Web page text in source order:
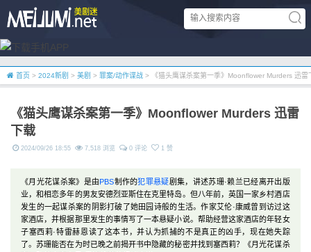
首页 > 2024新剧 > 美剧 > 罪案/动作谍战 > 《猫头鹰谋杀案第一季》Moonflower Murders 迅雷
《猫头鹰谋杀案第一季》Moonflower Murders 迅雷
下载
2024/09/26 18:55 7,518 浏览 0 评论 1 赞
《月光花谋杀案》是由PBS制作的犯罪悬疑剧集，讲述苏珊·赖兰已经离开出版
业，和相恋多年的男友安德烈亚斯住在克里特岛。但八年前，英国一家乡村酒店
发生的一起谋杀案的阴影打破了她田园诗般的生活。作家艾伦·康威曾到访过这
家酒店，并根据那里发生的事情写了一本悬疑小说。帮助经营这家酒店的年轻女
子塞西莉·特雷赫恩读了这本书，并认为抓捕的不是真正的凶手，现在她失踪
了。苏珊能否在为时已晚之前揭开书中隐藏的秘密并找到塞西莉？《月光花谋杀